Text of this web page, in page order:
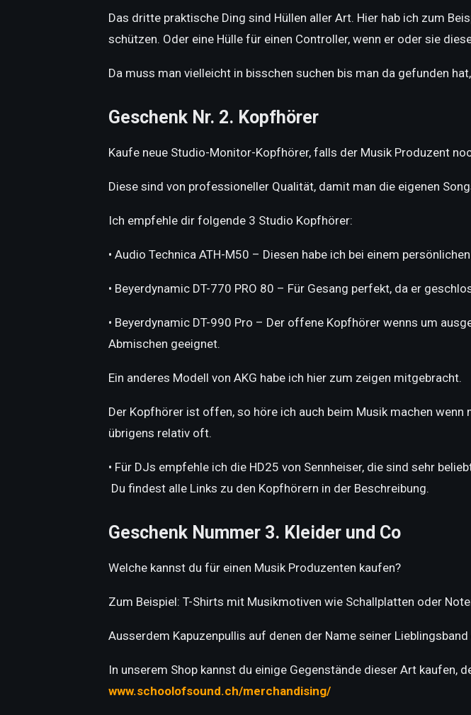
Das dritte praktische Ding sind Hüllen aller Art. Hier hab ich zum
schützen. Oder eine Hülle für einen Controller, wenn er oder sie
Da muss man vielleicht in bisschen suchen bis man da gefunden
Geschenk Nr. 2. Kopfhörer
Kaufe neue Studio-Monitor-Kopfhörer, falls der Musik Produzent
Diese sind von professioneller Qualität, damit man die eigenen
Ich empfehle dir folgende 3 Studio Kopfhörer:
• Audio Technica ATH-M50 – Diesen habe ich bei einem
• Beyerdynamic DT-770 PRO 80 – Für Gesang perfekt, da er
• Beyerdynamic DT-990 Pro – Der offene Kopfhörer wenns um
Abmischen geeignet.
Ein anderes Modell von AKG habe ich hier zum zeigen mitgebracht.
Der Kopfhörer ist offen, so höre ich auch beim Musik machen
übrigens relativ oft.
• Für DJs empfehle ich die HD25 von Sennheiser, die sind sehr
Du findest alle Links zu den Kopfhörern in der Beschreibung.
Geschenk Nummer 3. Kleider und Co
Welche kannst du für einen Musik Produzenten kaufen?
Zum Beispiel: T-Shirts mit Musikmotiven wie Schallplatten oder
Ausserdem Kapuzenpullis auf denen der Name seiner
In unserem Shop kannst du einige Gegenstände dieser Art kaufen,
www.schoolofsound.ch/merchandising/